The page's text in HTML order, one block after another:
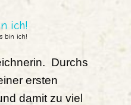
bin ich!
Durchs
ersten
damit zu viel